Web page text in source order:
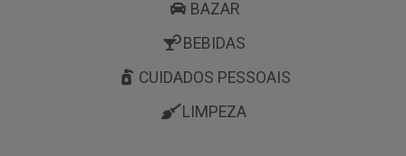
BAZAR
BEBIDAS
CUIDADOS PESSOAIS
LIMPEZA